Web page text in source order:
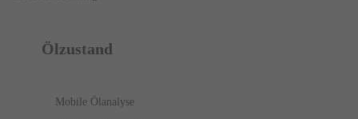
Ölzustand
Mobile Ölanalyse